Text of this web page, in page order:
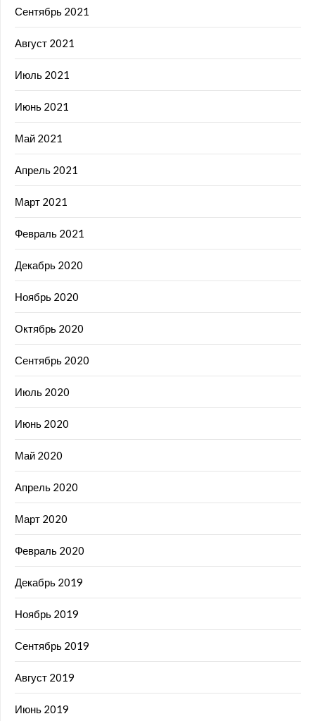
Сентябрь 2021
Август 2021
Июль 2021
Июнь 2021
Май 2021
Апрель 2021
Март 2021
Февраль 2021
Декабрь 2020
Ноябрь 2020
Октябрь 2020
Сентябрь 2020
Июль 2020
Июнь 2020
Май 2020
Апрель 2020
Март 2020
Февраль 2020
Декабрь 2019
Ноябрь 2019
Сентябрь 2019
Август 2019
Июнь 2019